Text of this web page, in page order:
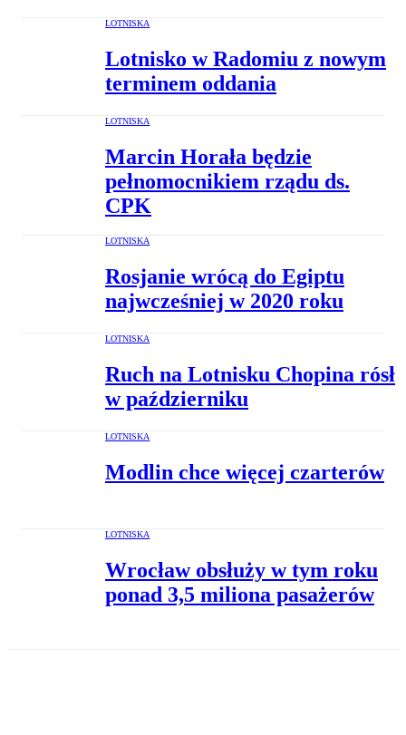
LOTNISKA
Lotnisko w Radomiu z nowym
terminem oddania
LOTNISKA
Marcin Horała będzie
pełnomocnikiem rządu ds.
CPK
LOTNISKA
Rosjanie wrócą do Egiptu
najwcześniej w 2020 roku
LOTNISKA
Ruch na Lotnisku Chopina rósł
w październiku
LOTNISKA
Modlin chce więcej czarterów
LOTNISKA
Wrocław obsłuży w tym roku
ponad 3,5 miliona pasażerów